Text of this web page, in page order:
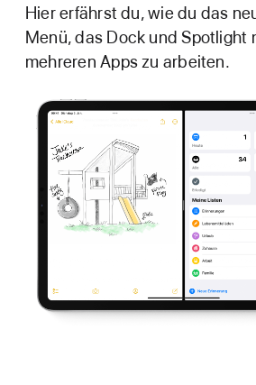
Hier erfährst du, wie du das
Menü, das Dock und Spotlight
mehreren Apps zu arbeiten.